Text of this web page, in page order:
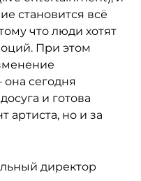
становится всё
что люди хотят
При этом
сегодня
и готова
артиста, но и за